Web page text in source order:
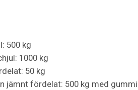
500 kg
1000 kg
50 kg
jämnt fördelat: 500 kg med